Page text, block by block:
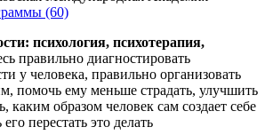
(60)
психология, психотерапия,
правильно диагностировать
у человека, правильно организовать
помочь ему меньше страдать, улучшить
каким образом человек сам создает себе
перестать это делать